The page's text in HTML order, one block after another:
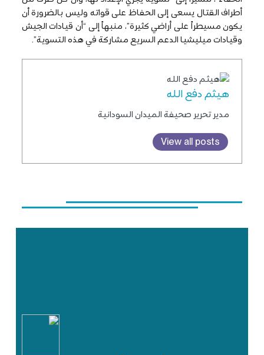
أطراف القتال يسعى إلى الحفاظ على قواته وليس بالضرورة أن
يكون مسيطراً على أراضي كثيرة”، منبهاً إلى “أن قيادات الجيش
وقيادات ميليشيا الدعم السريع مشاركة في هذه التسوية”.
هيثم دفع الله
مدير تحرير صحيفة الميدان السودانية
View all posts